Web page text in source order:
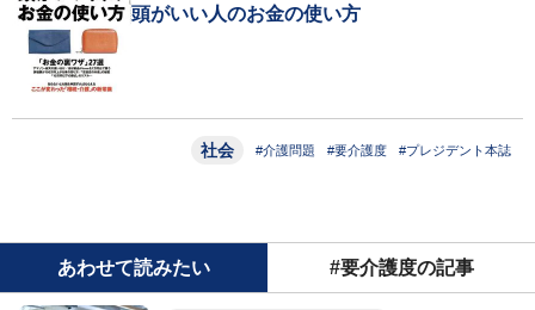
頭がいい人のお金の使い方
社会 #介護問題 #要介護度 #プレジデント本誌
あわせて読みたい #要介護度の記事